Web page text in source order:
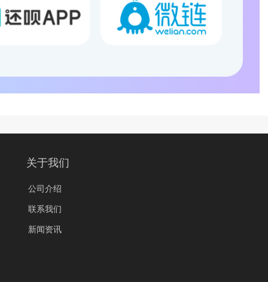
关于我们
公司介绍
联系我们
新闻资讯